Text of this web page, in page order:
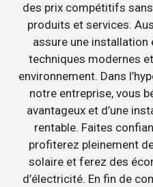
des prix compétitifs
produits et services.
assure une installation
techniques modernes
environnement. Dans
notre entreprise, vous
avantageux et d’une
rentable. Faites
profiterez pleinement
solaire et ferez des
d’électricité. En fin de